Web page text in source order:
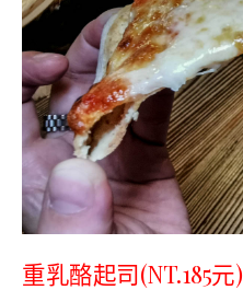
重乳酪起司(NT.185元)